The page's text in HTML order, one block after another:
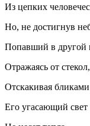
Из цепких
Но, не достигнув
Попавший в другой
Отражаясь от стекол,
Отскакивая бликами
Его угасающий свет